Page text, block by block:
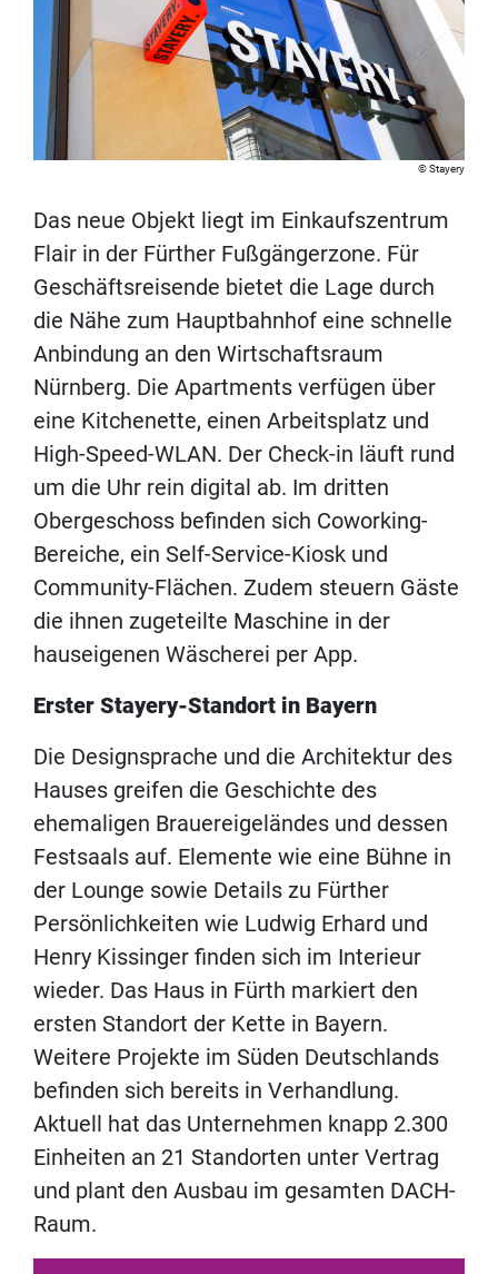
Stayery
Das neue Objekt liegt im Einkaufszentrum
Flair in der Fürther Fußgängerzone. Für
Geschäftsreisende bietet die Lage durch
die Nähe zum Hauptbahnhof eine schnelle
Anbindung an den Wirtschaftsraum
Nürnberg. Die Apartments verfügen über
eine Kitchenette, einen Arbeitsplatz und
High-Speed-WLAN. Der Check-in läuft rund
um die Uhr rein digital ab. Im dritten
Obergeschoss befinden sich Coworking-
Bereiche, ein Self-Service-Kiosk und
Community-Flächen. Zudem steuern Gäste
die ihnen zugeteilte Maschine in der
hauseigenen Wäscherei per App.
Erster Stayery-Standort in Bayern
Die Designsprache und die Architektur des
Hauses greifen die Geschichte des
ehemaligen Brauereigeländes und dessen
Festsaals auf. Elemente wie eine Bühne in
der Lounge sowie Details zu Fürther
Persönlichkeiten wie Ludwig Erhard und
Henry Kissinger finden sich im Interieur
wieder. Das Haus in Fürth markiert den
ersten Standort der Kette in Bayern.
Weitere Projekte im Süden Deutschlands
befinden sich bereits in Verhandlung.
Aktuell hat das Unternehmen knapp 2.300
Einheiten an 21 Standorten unter Vertrag
und plant den Ausbau im gesamten DACH-
Raum.